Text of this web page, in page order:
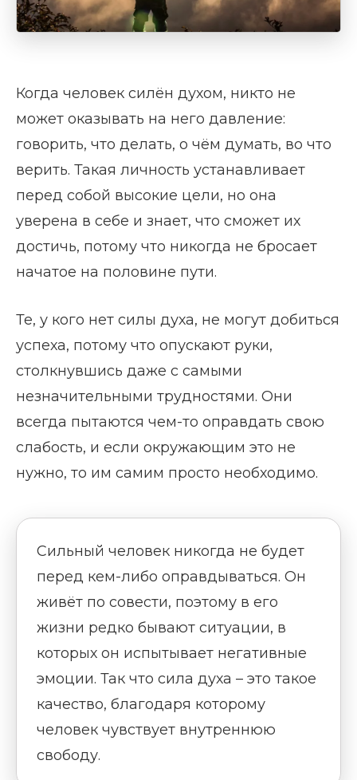
Когда человек силён духом, никто не
может оказывать на него давление:
говорить, что делать, о чём думать, во что
верить. Такая личность устанавливает
перед собой высокие цели, но она
уверена в себе и знает, что сможет их
достичь, потому что никогда не бросает
начатое на половине пути.
Те, у кого нет силы духа, не могут добиться
успеха, потому что опускают руки,
столкнувшись даже с самыми
незначительными трудностями. Они
всегда пытаются чем-то оправдать свою
слабость, и если окружающим это не
нужно, то им самим просто необходимо.
Сильный человек никогда не будет
перед кем-либо оправдываться. Он
живёт по совести, поэтому в его
жизни редко бывают ситуации, в
которых он испытывает негативные
эмоции. Так что сила духа – это такое
качество, благодаря которому
человек чувствует внутреннюю
свободу.